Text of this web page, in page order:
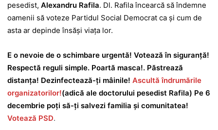
pesedist, Alexandru Rafila. Dl. Rafila încearcă să îndemne
oamenii să voteze Partidul Social Democrat ca și cum de
asta ar depinde însăși viața lor.
E o nevoie de o schimbare urgentă! Votează în siguranță!
Respectă reguli simple. Poartă masca!. Păstrează
distanța! Dezinfectează-ți mâinile! Ascultă îndrumările
organizatorilor!(adică ale doctorului pesedist Rafila) Pe 6
decembrie poți să-ți salvezi familia și comunitatea!
Votează PSD.